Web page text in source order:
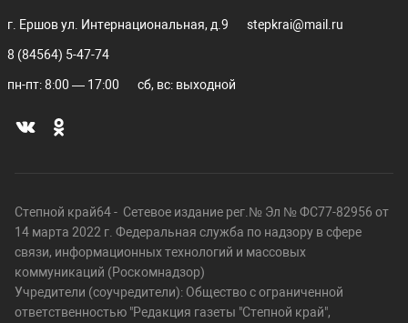
г. Ершов ул. Интернациональная, д.9 stepkrai@mail.ru
8 (84564) 5-47-74
пн-пт: 8:00 — 17:00 сб, вс: выходной
Степной край64 - Сетевое издание рег.№ Эл № ФС77-82956 от
14 марта 2022 г. Федеральная служба по надзору в сфере
связи, информационных технологий и массовых
коммуникаций (Роскомнадзор)
Учредители (соучредители): Общество с ограниченной
ответственностью "Редакция газеты "Степной край",